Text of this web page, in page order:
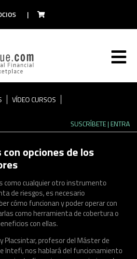
|
TV
plataforma de vídeo del
de las finanzas
VÍDEO CURSOS
SUSCRÍBETE| ENTRA
opciones de los
como cualquier otro instrumento
de riesgos, es necesario
cómo funcionan y poder operar con
como herramienta de cobertura o
con ellas.
Placsintar, profesor del Máster de
Intefi, nos hablará del funcionamiento